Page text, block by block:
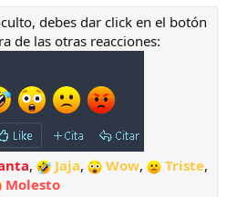
debes dar click en el botón
de las otras reacciones:
, Jaja, Wow, Triste,
Molesto